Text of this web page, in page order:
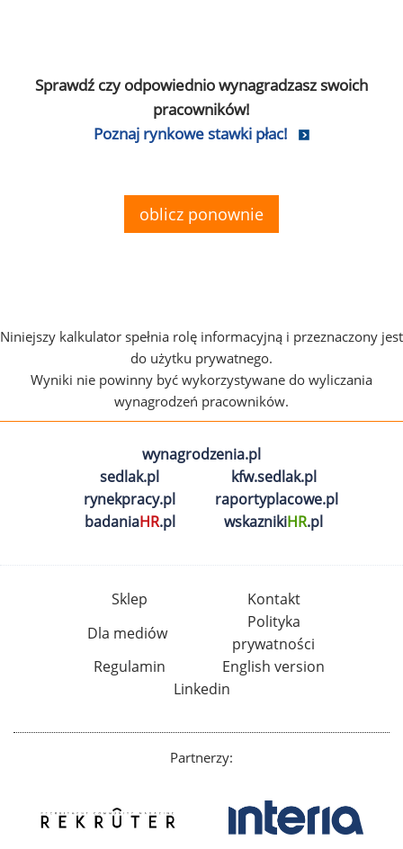
Sprawdź czy odpowiednio wynagradzasz swoich
pracowników!
Poznaj rynkowe stawki płac!
oblicz ponownie
Niniejszy kalkulator spełnia rolę informacyjną i przeznaczony jest
do użytku prywatnego.
Wyniki nie powinny być wykorzystywane do wyliczania
wynagrodzeń pracowników.
wynagrodzenia.pl
sedlak.pl
kfw.sedlak.pl
rynekpracy.pl
raportyplacowe.pl
badaniaHR.pl wskaznikiHR.pl
Sklep
Kontakt
Dla mediów
Polityka
prywatności
Regulamin
English version
Linkedin
Partnerzy: